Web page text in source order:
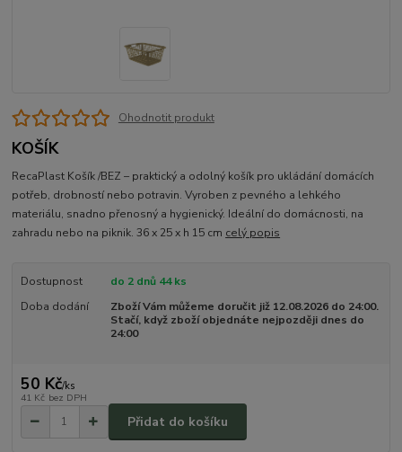
Ohodnotit produkt
KOŠÍK
RecaPlast Košík /BEZ – praktický a odolný košík pro ukládání domácích
potřeb, drobností nebo potravin. Vyroben z pevného a lehkého
materiálu, snadno přenosný a hygienický. Ideální do domácnosti, na
zahradu nebo na piknik. 36 x 25 x h 15 cm celý popis
Dostupnost
do 2 dnů 44 ks
Doba dodání
Zboží Vám můžeme doručit již 12.08.2026 do 24:00.
Stačí, když zboží objednáte nejpozději dnes do
24:00
50 Kč/ks
41 Kč bez DPH
Přidat do košíku